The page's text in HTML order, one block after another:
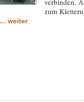
zum
... weiter